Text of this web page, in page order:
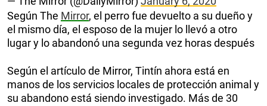
Según The Mirror, el perro fue devuelto a su dueño y
el mismo día, el esposo de la mujer lo llevó a otro
lugar y lo abandonó una segunda vez horas después
Según el artículo de Mirror, Tintín ahora está en
manos de los servicios locales de protección animal y
su abandono está siendo investigado. Más de 30